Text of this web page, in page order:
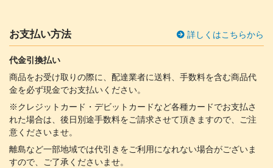
お支払い方法 詳しくはこちらから
代金引換払い
商品をお受け取りの際に、配達業者に送料、手数料を含む商品代
金を必ず現金でお支払いください。
※クレジットカード・デビットカードなど各種カードでお支払さ
れた場合は、後日別途手数料をご請求させて頂きますので、ご注
意くださいませ。
離島など一部地域では代引きをご利用になれない場合がございま
すので、ご了承くださいませ。